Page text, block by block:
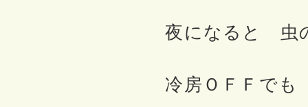
夜になると 虫
冷房ＯＦＦでも